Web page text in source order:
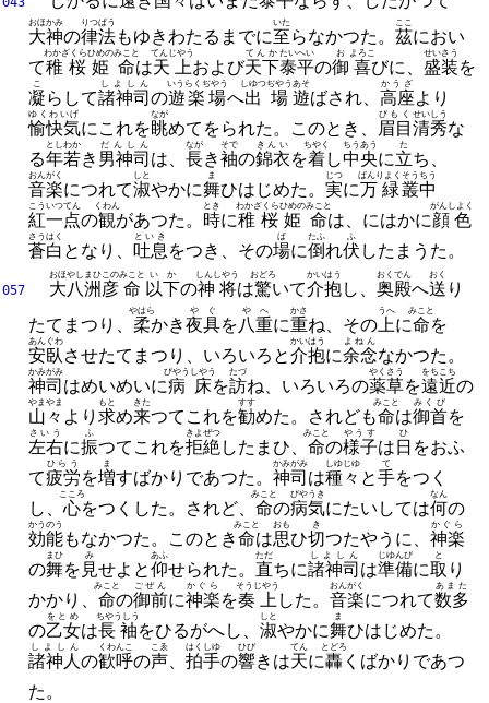
大神
おほかみ
の律法
りつぱう
もゆきわたるまでに至
いた
らなかつた。 茲
ここ
におい
て稚桜姫
わかざくらひめの
命
みこと
は天上
てんじやう
および天下
てんか
泰平
たいへい
の御
お
喜
よろこ
びに、 盛装
せいさう
を
凝
こ
らして諸神司
しよしん
の遊楽場
いうらくぢやう
へ出場
しゆつぢやう
遊
あそ
ばされ、 高座
かうざ
より
愉快気
ゆくわいげ
にこれを眺
なが
めてをられた。 このとき、 眉目
びもく
清秀
せいしう
な
る年若
としわか
き 男神司
だんしん
は、 長
なが
き袖
そで
の錦衣
きんい
を着
ちやく
し中央
ちうあう
に立
た
ち、
音楽
おんがく
につれて淑
しと
やかに舞
ま
ひはじめた。 実
じつ
に万緑
ばんりよく
叢中
そうちう
紅一点
こういつてん
の観
くわん
があつた。 時
とき
に稚桜姫
わかざくらひめの
命
みこと
は、 にはかに顔色
がんしよく
蒼白
さうはく
となり、 吐息
といき
をつき、 その場
ば
に倒
たふ
れ伏
ふ
したまうた。
057 大八洲彦
おほやしまひこの
命
みこと
以下
いか
の神将
しんしやう
は驚
おどろ
いて介抱
かいはう
し、奥殿
おくでん
へ送
おく
り
たてまつり、 柔
やはら
かき夜具
やぐ
を八重
やへ
に重
かさ
ね、 その上
うへ
に命
みこと
を
安臥
あんぐわ
させたてまつり、 いろいろと介抱
かいはう
に余念
よねん
なかつた。
神司
かみがみ
はめいめいに病床
びやうしやう
を訪
たづ
ね、 いろいろの薬草
やくさう
を遠近
をちこち
の
山々
やまやま
より 求
もと
め来
きた
つてこれを勧
すす
めた。 されども命
みこと
は御首
みくび
を
左右
さいう
に振
ふ
つてこれを拒絶
きよぜつ
したまひ、 命
みこと
の様子
やうす
は 日
ひ
をおふ
て疲労
ひらう
を増
ま
すばかりであつた。 神司
かみがみ
は種々
しゆじゆ
と手
て
をつく
し、 心
こころ
をつくした。 されど、 命
みこと
の病気
びやうき
にたいしては何
なん
の
効能
かうのう
もなかつた。 このとき命
みこと
は思
おも
ひ切
き
つたやうに、 神楽
かぐら
の舞
まひ
を 見
み
せよと仰
あふ
せられた。 直
ただ
ちに諸神司
しよしん
は準備
じゆんび
に取
と
り
かかり、 命
みこと
の御前
ごぜん
に神楽
かぐら
を奏上
そうじやう
した。 音楽
おんがく
につれて数多
あまた
の乙女
をとめ
は長袖
ちやうしう
をひるがへし、 淑
しと
やかに舞
ま
ひはじめた。
諸神人
しよしん
の歓呼
くわんこ
の声
こゑ
、 拍手
はくしゆ
の響
ひび
きは天
てん
に轟
とどろ
くばかりであつ
た。